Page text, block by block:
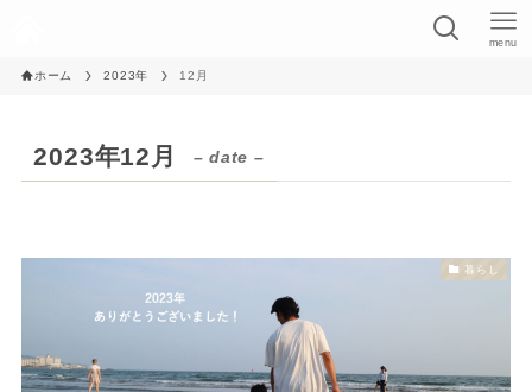
menu
ホーム 2023年 12月
2023年12月 – date –
暮らし